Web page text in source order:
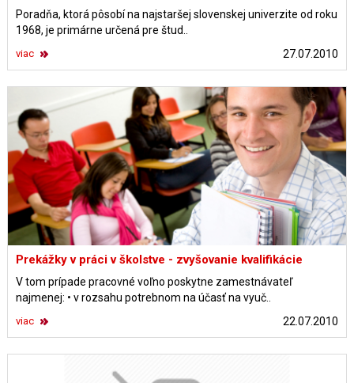
Poradňa, ktorá pôsobí na najstaršej slovenskej univerzite od roku
1968, je primárne určená pre štud..
27.07.2010
viac
Prekážky v práci v školstve - zvyšovanie kvalifikácie
V tom prípade pracovné voľno poskytne zamestnávateľ
najmenej: • v rozsahu potrebnom na účasť na vyuč..
22.07.2010
viac